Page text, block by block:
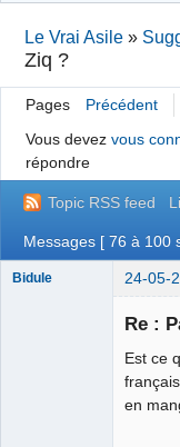
S’inscrire
Connexion
Le Vrai Asile »
Ziq ?
Pages Précédent
Vous devez vous
répondre
Topic RSS feed
Messages [ 76 à 100
Bidule 24-05-
Re :
Est ce
en